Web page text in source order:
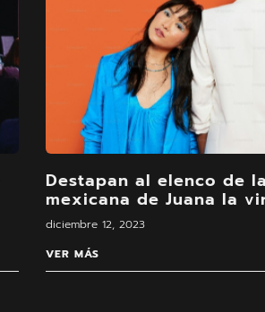
Destapan al elenco de
mexicana de Juana la
diciembre 12, 2023
VER MÁS